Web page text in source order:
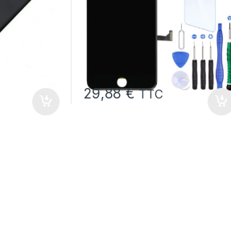
29,88€ TTC